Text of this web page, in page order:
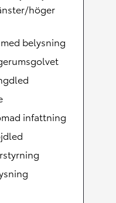
höger
belysning
infattning